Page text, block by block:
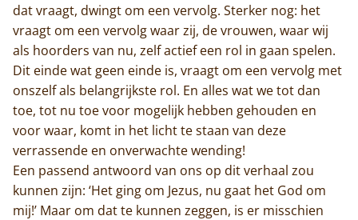
dat vraagt, dwingt om een vervolg. Sterker nog: het
vraagt om een vervolg waar zij, de vrouwen, waar wij
als hoorders van nu, zelf actief een rol in gaan spelen.
Dit einde wat geen einde is, vraagt om een vervolg met
onszelf als belangrijkste rol. En alles wat we tot dan
toe, tot nu toe voor mogelijk hebben gehouden en
voor waar, komt in het licht te staan van deze
verrassende en onverwachte wending!
Een passend antwoord van ons op dit verhaal zou
kunnen zijn: ‘Het ging om Jezus, nu gaat het God om
mij!’ Maar om dat te kunnen zeggen, is er misschien